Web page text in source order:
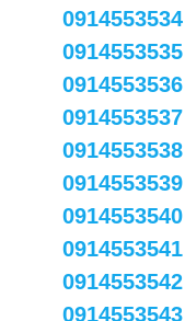
0914553534
0914553535
0914553536
0914553537
0914553538
0914553539
0914553540
0914553541
0914553542
0914553543